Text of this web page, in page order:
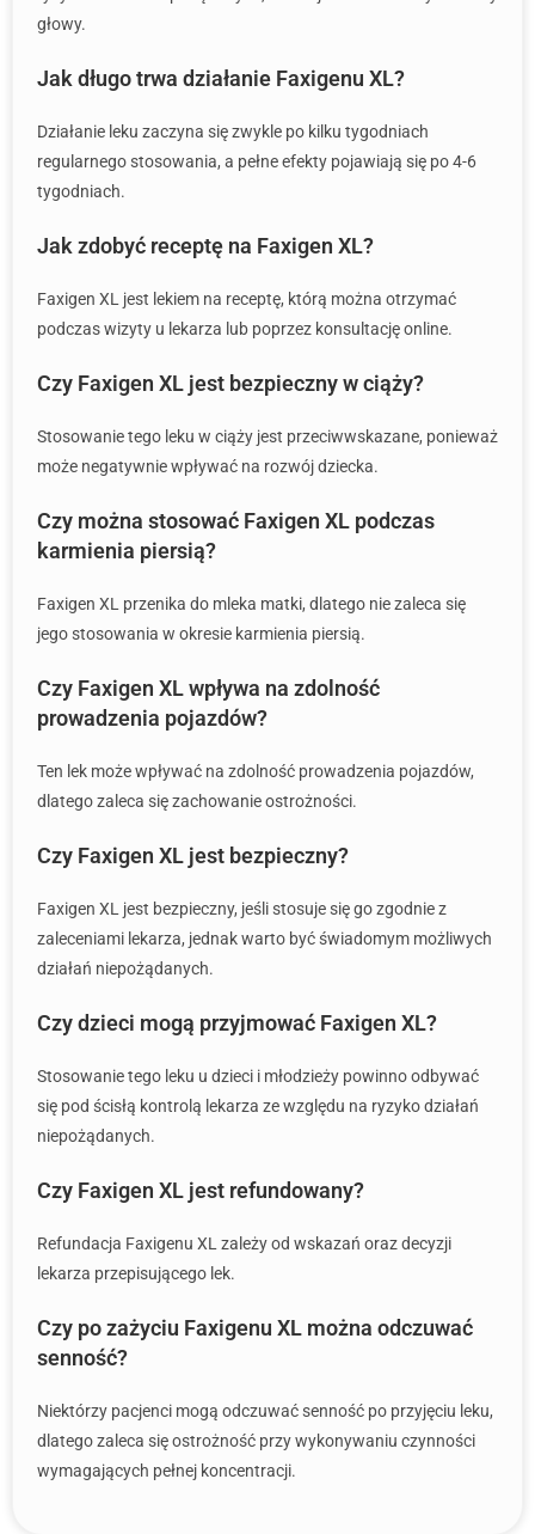
głowy.
Jak długo trwa działanie Faxigenu XL?
Działanie leku zaczyna się zwykle po kilku tygodniach
regularnego stosowania, a pełne efekty pojawiają się po 4-6
tygodniach.
Jak zdobyć receptę na Faxigen XL?
Faxigen XL jest lekiem na receptę, którą można otrzymać
podczas wizyty u lekarza lub poprzez konsultację online.
Czy Faxigen XL jest bezpieczny w ciąży?
Stosowanie tego leku w ciąży jest przeciwwskazane, ponieważ
może negatywnie wpływać na rozwój dziecka.
Czy można stosować Faxigen XL podczas
karmienia piersią?
Faxigen XL przenika do mleka matki, dlatego nie zaleca się
jego stosowania w okresie karmienia piersią.
Czy Faxigen XL wpływa na zdolność
prowadzenia pojazdów?
Ten lek może wpływać na zdolność prowadzenia pojazdów,
dlatego zaleca się zachowanie ostrożności.
Czy Faxigen XL jest bezpieczny?
Faxigen XL jest bezpieczny, jeśli stosuje się go zgodnie z
zaleceniami lekarza, jednak warto być świadomym możliwych
działań niepożądanych.
Czy dzieci mogą przyjmować Faxigen XL?
Stosowanie tego leku u dzieci i młodzieży powinno odbywać
się pod ścisłą kontrolą lekarza ze względu na ryzyko działań
niepożądanych.
Czy Faxigen XL jest refundowany?
Refundacja Faxigenu XL zależy od wskazań oraz decyzji
lekarza przepisującego lek.
Czy po zażyciu Faxigenu XL można odczuwać
senność?
Niektórzy pacjenci mogą odczuwać senność po przyjęciu leku,
dlatego zaleca się ostrożność przy wykonywaniu czynności
wymagających pełnej koncentracji.